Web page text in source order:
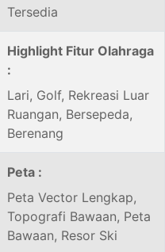
Tersedia
Highlight Fitur Olahraga
:
Lari, Golf, Rekreasi Luar
Ruangan, Bersepeda,
Berenang
Peta :
Peta Vector Lengkap,
Topografi Bawaan, Peta
Bawaan, Resor Ski